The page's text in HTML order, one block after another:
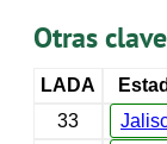
Otras
LADA
33